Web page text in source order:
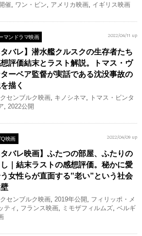
催, ワン・ビン, アメリカ映画, イギリス映画
マンドラマ映画 2022/04/11 up
タバレ】潜水艦クルスクの生存者たち
想評価結末とラスト解説。トマス・ヴ
ターベア監督が実話である沈没事故の
描く
センブルク映画, キノシネマ,
トマス・ビンタ
, 2022公開
映画 2022/04/09 up
タバレ映画】ふたつの部屋、ふたりの
｜結末ラストの感想評価。秘かに愛
う女性らが直面する‟老い”という社会
センブルク映画, 2019年公開 , フィリッポ・メ
ティ , フランス映画, ミモザフィルムズ, ベルギ